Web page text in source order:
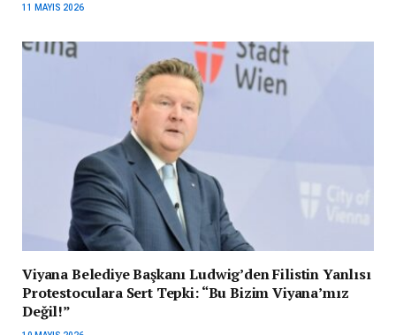
11 MAYIS 2026
Viyana Belediye Başkanı Ludwig’den Filistin Yanlısı
Protestoculara Sert Tepki: “Bu Bizim Viyana’mız
Değil!”